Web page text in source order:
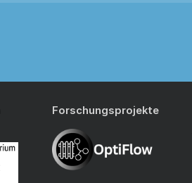
Forschungsprojekte